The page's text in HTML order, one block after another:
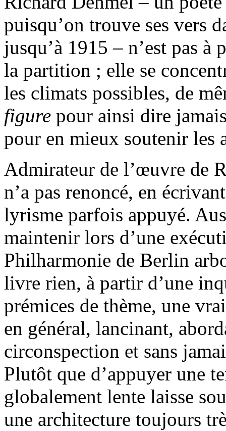
puisqu’on trouve ses vers
jusqu’à 1915 – n’est pas
la partition ; elle se
les climats possibles, de
figure pour ainsi dire
pour en mieux soutenir les
Admirateur de l’œuvre de
n’a pas renoncé, en
lyrisme parfois appuyé.
maintenir lors d’une
Philharmonie de Berlin
livre rien, à partir d’une
prémices de thème, une
en général, lancinant,
circonspection et sans
Plutôt que d’appuyer une
globalement lente laisse
une architecture toujours